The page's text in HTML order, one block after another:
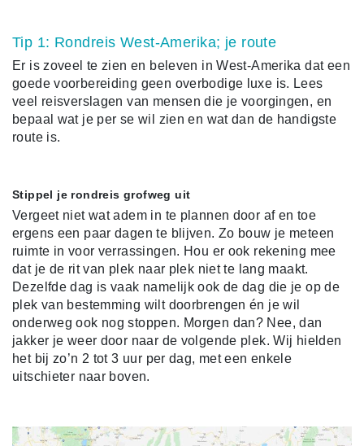
Tip 1: Rondreis West-Amerika; je route
Er is zoveel te zien en beleven in West-Amerika dat een
goede voorbereiding geen overbodige luxe is. Lees
veel reisverslagen van mensen die je voorgingen, en
bepaal wat je per se wil zien en wat dan de handigste
route is.
Stippel je rondreis grofweg uit
Vergeet niet wat adem in te plannen door af en toe
ergens een paar dagen te blijven. Zo bouw je meteen
ruimte in voor verrassingen. Hou er ook rekening mee
dat je de rit van plek naar plek niet te lang maakt.
Dezelfde dag is vaak namelijk ook de dag die je op de
plek van bestemming wilt doorbrengen én je wil
onderweg ook nog stoppen. Morgen dan? Nee, dan
jakker je weer door naar de volgende plek. Wij hielden
het bij zo’n 2 tot 3 uur per dag, met een enkele
uitschieter naar boven.